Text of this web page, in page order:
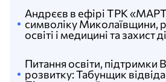
Питання освіти, підтримки
розвитку: Табунщик
Андрєєв в ефірі ТРК
символіку Миколаївщини,
освіті і медицині та захист